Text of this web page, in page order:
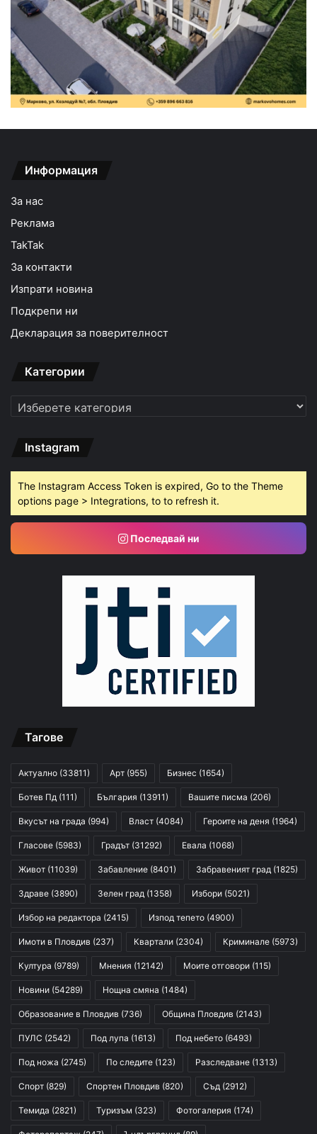
Информация
За нас
Реклама
TakTak
За контакти
Изпрати новина
Подкрепи ни
Декларация за поверителност
Категории
Категории
Instagram
The Instagram Access Token is expired, Go to the Theme
options page > Integrations, to to refresh it.
Последвай ни
Тагове
Актуално (33811) Арт (955) Бизнес (1654)
Ботев Пд (111) България (13911) Вашите писма (206)
Вкусът на града (994) Власт (4084) Героите на деня (1964)
Гласове (5983) Градът (31292) Евала (1068)
Живот (11039) Забавление (8401) Забравеният град (1825)
Здраве (3890) Зелен град (1358) Избори (5021)
Избор на редактора (2415) Изпод тепето (4900)
Имоти в Пловдив (237) Квартали (2304) Криминале (5973)
Култура (9789) Мнения (12142) Моите отговори (115)
Новини (54289) Нощна смяна (1484)
Образование в Пловдив (736) Община Пловдив (2143)
ПУЛС (2542) Под лупа (1613) Под небето (6493)
Под ножа (2745) По следите (123) Разследване (1313)
Спорт (829) Спортен Пловдив (820) Съд (2912)
Темида (2821) Туризъм (323) Фотогалерия (174)